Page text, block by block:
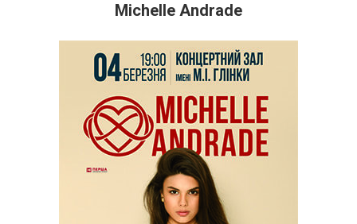
Michelle Andrade